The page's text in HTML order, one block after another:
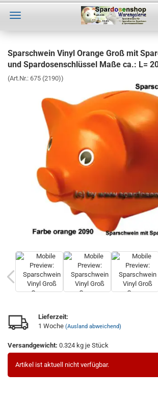
Hauptinhalt
Sparschwein Vinyl Orange Groß mit
und Spardosenschlüssel Maße ca.: L=
(Art.Nr.: 675 (2190))
Lieferzeit:
1 Woche (Ausland abweichend)
Versandgewicht: 0.324 kg je Stück
Artikel ist aktuell nicht verfügbar.